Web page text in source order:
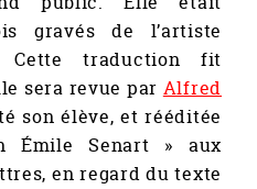
gravés de l’artiste
Cette traduction fit
sera revue par Alfred
son élève, et rééditée
Émile Senart » aux
en regard du texte